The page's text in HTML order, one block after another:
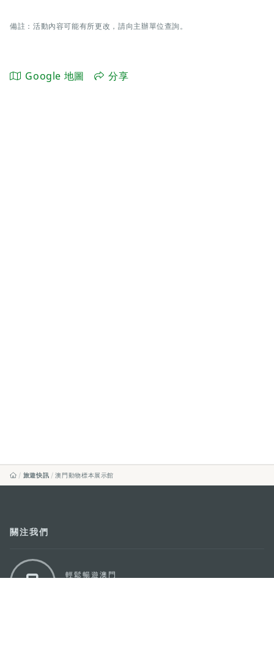
備註：活動內容可能有所更改，請向主辦單位查詢。
Google 地圖 分享
旅遊快訊 澳門動物標本展示館
關注我們
輕鬆暢遊澳門